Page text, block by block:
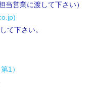
営業に渡して下さい）
下さい。